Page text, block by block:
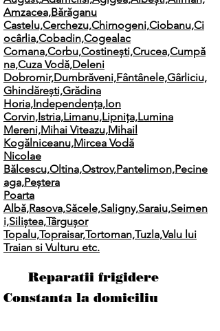
Amzacea,Bărăganu
Castelu,Cerchezu,Chirnogeni,Ciobanu,Ci
ocârlia,Cobadin,Cogealac
Comana,Corbu,Costinești,Crucea,Cumpă
na,Cuza Vodă,Deleni
Dobromir,Dumbrăveni,Fântânele,Gârliciu,
Ghindărești,Grădina
Horia,Independența,Ion
Corvin,Istria,Limanu,Lipnița,Lumina
Mereni,Mihai Viteazu,Mihail
Kogălniceanu,Mircea Vodă
Nicolae
Bălcescu,Oltina,Ostrov,Pantelimon,Pecine
aga,Peștera
Poarta
Albă,Rasova,Săcele,Saligny,Saraiu,Seimen
i,Siliștea,Târgușor
Topalu,Topraisar,Tortoman,Tuzla,Valu lui
Traian si Vulturu etc.
Reparatii frigidere
Constanta la domiciliu